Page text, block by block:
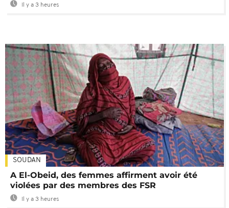
Il y a 3 heures
SOUDAN
A El-Obeid, des femmes affirment avoir été
violées par des membres des FSR
Il y a 3 heures